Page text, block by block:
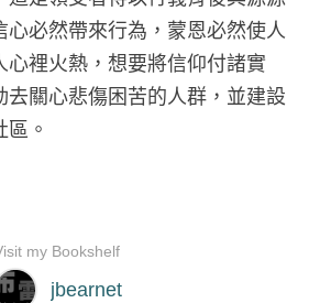
心必然帶來行為，蒙恩必然使人
裡火熱，想要將信仰付諸實
關心悲傷困苦的人群，並建設
。